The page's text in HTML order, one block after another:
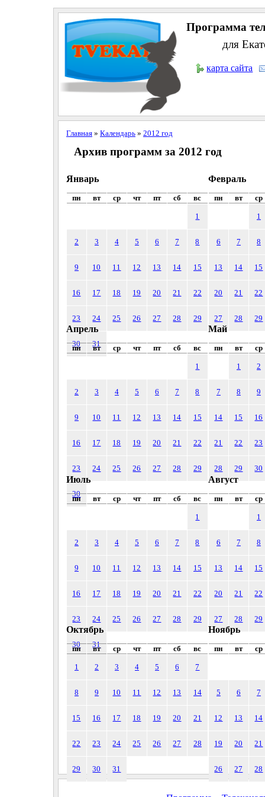
Программа
для
карта сайта
Главная» Календарь» 2012 год
Архив программ за 2012 год
Январь
пн вт ср чт пт сб вс
1
2 3 4 5 6 7 8
9 10 11 12 13 14 15
16 17 18 19 20 21 22
23 24 25 26 27 28 29
30 31
Февраль
пн вт ср
1
6 7 8
13 14 15
20 21 22
27 28 29
Апрель
пн вт ср чт пт сб вс
1
2 3 4 5 6 7 8
9 10 11 12 13 14 15
16 17 18 19 20 21 22
23 24 25 26 27 28 29
30
Май
пн вт ср
1 2
7 8 9
14 15 16
21 22 23
28 29 30
Июль
пн вт ср чт пт сб вс
1
2 3 4 5 6 7 8
9 10 11 12 13 14 15
16 17 18 19 20 21 22
23 24 25 26 27 28 29
30 31
Август
пн вт ср
1
6 7 8
13 14 15
20 21 22
27 28 29
Октябрь
пн вт ср чт пт сб вс
1 2 3 4 5 6 7
8 9 10 11 12 13 14
15 16 17 18 19 20 21
22 23 24 25 26 27 28
29 30 31
Ноябрь
пн вт ср
5 6 7
12 13 14
19 20 21
26 27 28